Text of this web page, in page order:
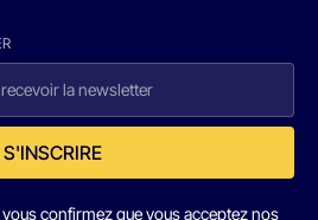
S'INSCRIRE
confirmez que vous acceptez nos